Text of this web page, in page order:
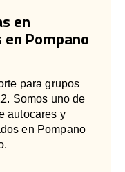
en
Pompano
para grupos
Somos uno de
autocares y
en Pompano